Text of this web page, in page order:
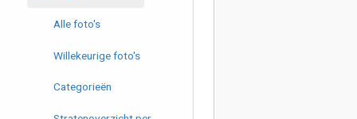
Alle foto's
Willekeurige foto's
Categorieën